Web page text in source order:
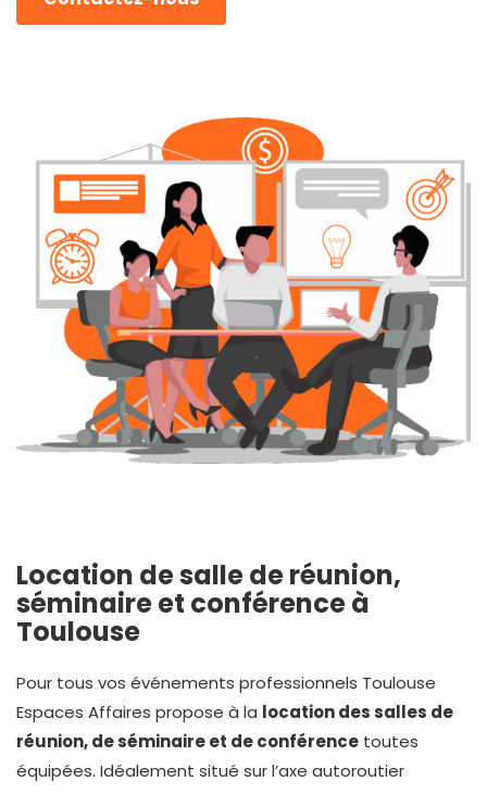
Location de salle de réunion,
séminaire et conférence à
Toulouse
Pour tous vos événements professionnels Toulouse
Espaces Affaires propose à la location des salles de
réunion, de séminaire et de conférence toutes
équipées. Idéalement situé sur l’axe autoroutier